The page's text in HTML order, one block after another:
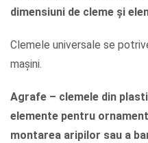
dimensiuni de cleme și
Clemele universale se
mașini.
Agrafe – clemele din
elemente pentru
montarea aripilor sau a